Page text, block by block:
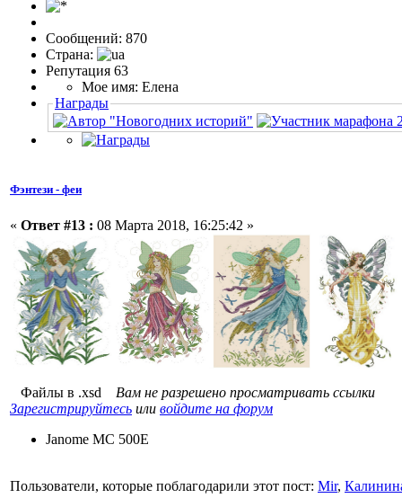
Сообщений: 870
Страна:
Репутация 63
Мое имя: Елена
Награды
Фэнтези - феи
« Ответ #13 : 08 Марта 2018, 16:25:42 »
Файлы в .xsd Вам не разрешено просматривать ссылки
Зарегистрируйтесь или войдите на форум
Janome MC 500E
Пользователи, которые поблагодарили этот пост: Mir,